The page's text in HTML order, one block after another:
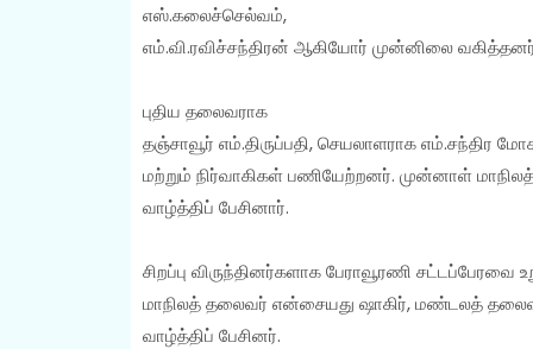
எஸ்.கலைச்செல்வம்,
எம்.வி.ரவிச்சந்திரன் ஆகியோர் முன்னிலை
புதிய தலைவராக
தஞ்சாவூர் எம்.திருப்பதி, செயலாளராக
மற்றும் நிர்வாகிகள் பணியேற்றனர். முன்னாள்
வாழ்த்திப் பேசினார்.
சிறப்பு விருந்தினர்களாக பேராவூரணி
மாநிலத் தலைவர் என்சையது ஷாகிர், மண்டலத்
வாழ்த்திப் பேசினர்.